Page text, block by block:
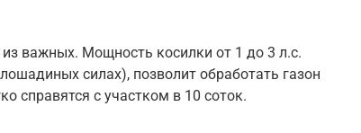
из важных. Мощность косилки от 1 до 3 л.с.
силах), позволит обработать газон
справятся с участком в 10 соток.